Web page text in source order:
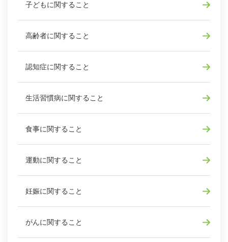
子どもに関すること
高齢者に関すること
認知症に関すること
生活習慣病に関すること
食事に関すること
運動に関すること
妊娠に関すること
がんに関すること